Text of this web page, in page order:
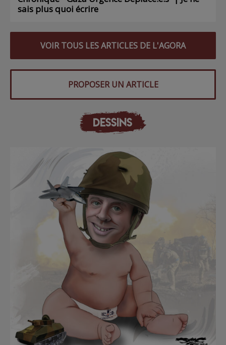
sais plus quoi écrire
VOIR TOUS LES ARTICLES DE L'AGORA
PROPOSER UN ARTICLE
DESSINS